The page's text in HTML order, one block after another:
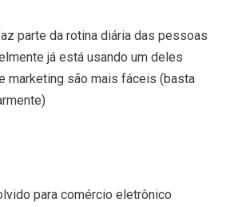
parte da rotina diária das pessoas
já está usando um deles
marketing são mais fáceis (basta
para comércio eletrônico